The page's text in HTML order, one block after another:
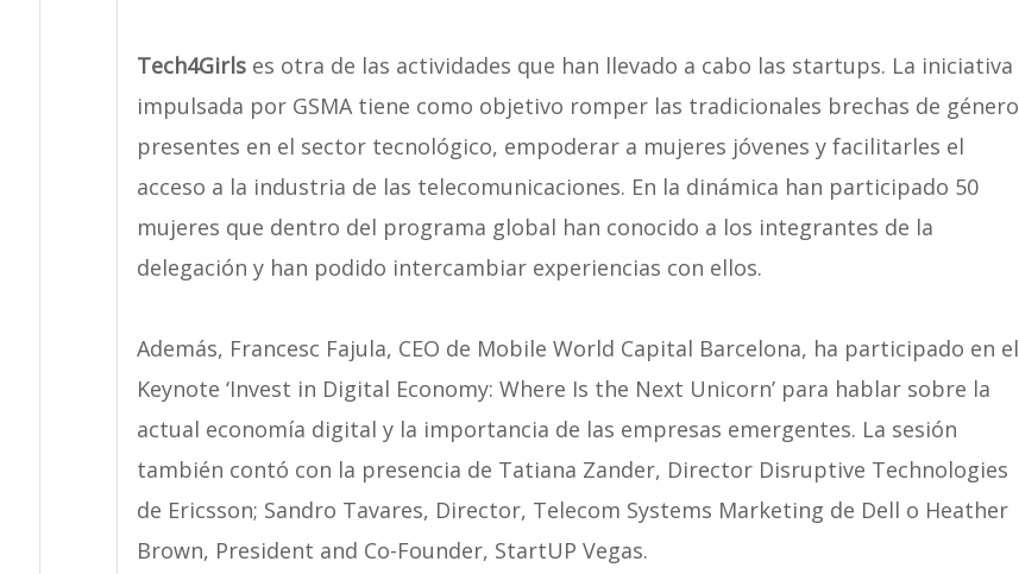
Tech4Girlses otra de las actividades que han llevado a cabo las startups. La iniciativa
impulsada por GSMA tiene como objetivo romper las tradicionales brechas de género
presentes en el sector tecnológico, empoderar a mujeres jóvenes y facilitarles el
acceso a la industria de las telecomunicaciones. En la dinámica han participado 50
mujeres que dentro del programa global han conocido a los integrantes de la
delegación y han podido intercambiar experiencias con ellos.
Además, Francesc Fajula, CEO de Mobile World Capital Barcelona, ha participado en el
Keynote ‘Invest in Digital Economy: Where Is the Next Unicorn’ para hablar sobre la
actual economía digital y la importancia de las empresas emergentes. La sesión
también contó con la presencia de Tatiana Zander, Director Disruptive Technologies
de Ericsson; Sandro Tavares, Director, Telecom Systems Marketing de Dell o Heather
Brown, President and Co-Founder, StartUP Vegas.